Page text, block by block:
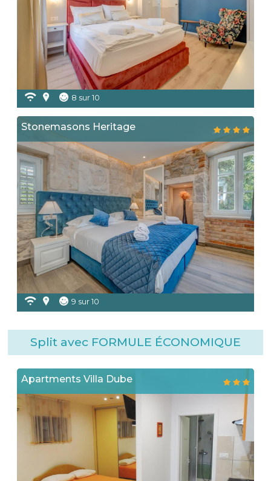
8 sur 10
Stonemasons Heritage
9 sur 10
Split avec FORMULE ÉCONOMIQUE
Apartments Villa Dube